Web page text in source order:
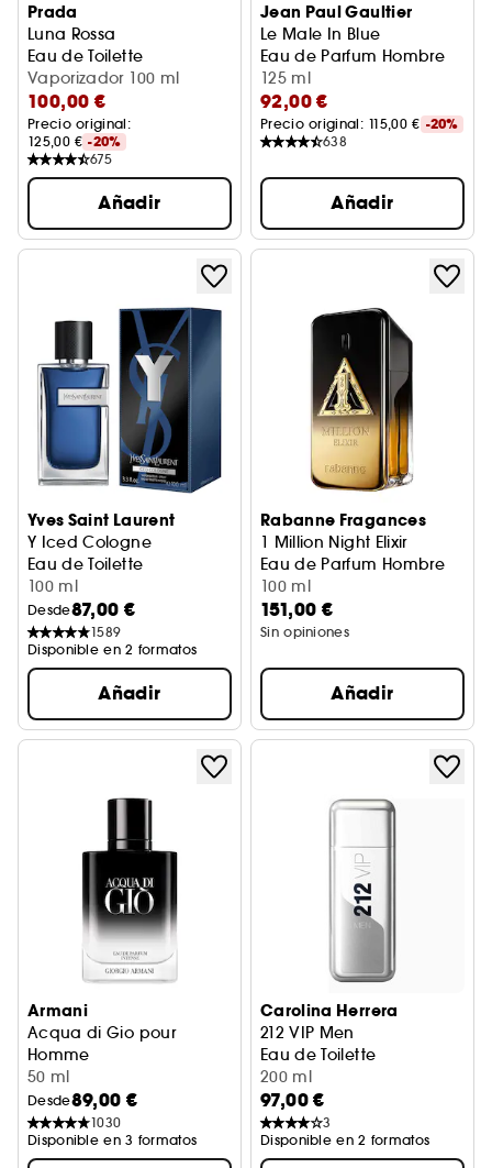
Prada
Luna Rossa
Eau de Toilette
Vaporizador 100 ml
100,00 €
Precio original:
125,00 € -20%
675
Añadir
Jean Paul Gaultier
Le Male In Blue
Eau de Parfum Hombre
125 ml
92,00 €
Precio original: 115,00 € -20%
638
Añadir
Yves Saint Laurent
Y Iced Cologne
Eau de Toilette
100 ml
Desde87,00 €
1589
Disponible en 2 formatos
Añadir
Rabanne Fragances
1 Million Night Elixir
Eau de Parfum Hombre
100 ml
151,00 €
Sin opiniones
Añadir
Armani
Acqua di Gio pour
Homme
Eau de Parfum
50 ml
Desde89,00 €
1030
Disponible en 3 formatos
Carolina Herrera
212 VIP Men
Eau de Toilette
200 ml
97,00 €
3
Disponible en 2 formatos